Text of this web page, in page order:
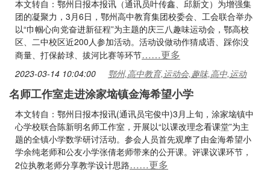
本文转自：鄂州日报本报讯（通讯员叶传鑫、邱新文）为增强集
团的凝聚力，3月6日，鄂州高中教育集团校委会、工会联合举办
以“巾帼心向党奋进新征程”为主题的庆三八趣味运动会，鄂高校
区、二中校区近200人参加活动。活动设做动作猜成语、踩你没
商量、打保龄球、拔河比赛等环节……更多
2023-03-14 10:04:00 鄂州,高中教育,运动会,趣味,高中,运动
名师工作室走进涂家垴镇金海希望小学
本文转自：鄂州日报本报讯(通讯员宅俊中)3月上旬，涂家垴镇中
心学校联合陈新明名师工作室，开展以“以课改理念看课堂”为主
题的全镇小学数学研讨活动。参会人员首先观摩了由金海希望小
学余纯老师和公友小学张倩老师带来的公开课。评课议课环节，
2位执教老师分享教学设计思路……更多